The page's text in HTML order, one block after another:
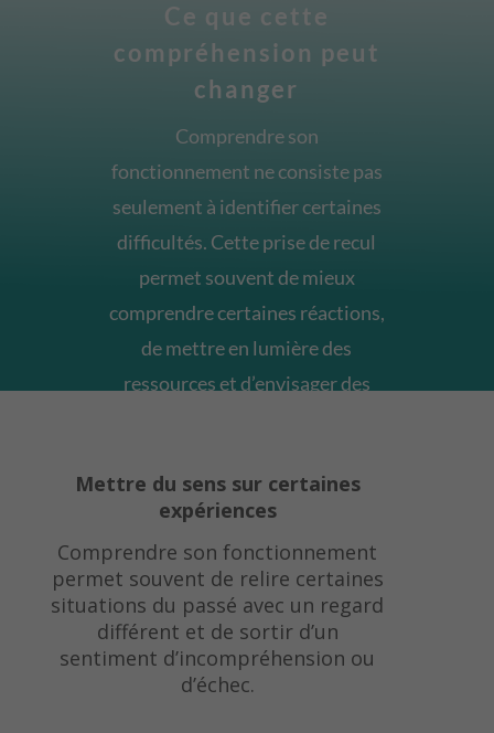
Ce que cette
compréhension peut
changer
Comprendre son
fonctionnement ne consiste pas
seulement à identifier certaines
difficultés. Cette prise de recul
permet souvent de mieux
comprendre certaines réactions,
de mettre en lumière des
ressources et d’envisager des
Mettre du sens sur certaines
expériences
Comprendre son fonctionnement
permet souvent de relire certaines
situations du passé avec un regard
différent et de sortir d’un
sentiment d’incompréhension ou
d’échec.